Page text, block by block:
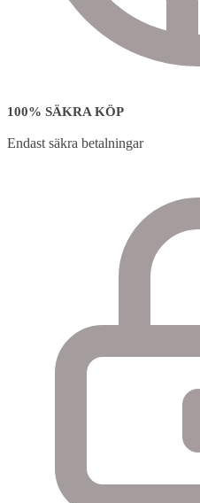
100% SÄKRA KÖP
Endast säkra betalningar